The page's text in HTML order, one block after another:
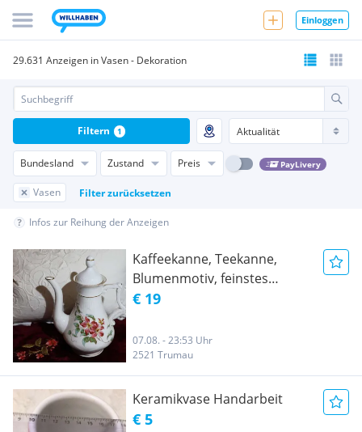
Einloggen
29.631 Anzeigen in Vasen - Dekoration
Bundesland Zustand Preis PayLivery
Vasen Filter zurücksetzen
Filtern 1
Infos zur Reihung der Anzeigen
Kaffeekanne, Teekanne,
Blumenmotiv, feinstes
Porzellan, weißer
€ 19
07.08. - 23:53 Uhr
2521 Trumau
Keramikvase Handarbeit
€ 5